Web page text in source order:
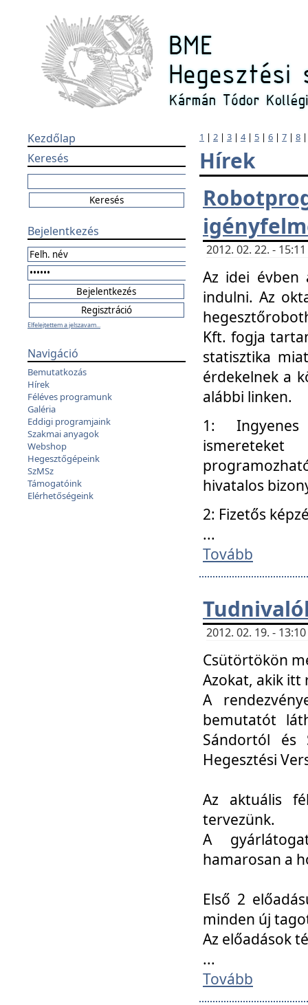
Kezdőlap
Keresés
Bejelentkezés
Elfelejtettem a jelszavam...
Navigáció
Bemutatkozás
Hírek
Féléves programunk
Galéria
Eddigi programjaink
Szakmai anyagok
Webshop
Hegesztőgépeink
SzMSz
Támogatóink
Elérhetőségeink
1 | 2 | 3 | 4| 5 | 6 | 7 | 8
Hírek
2012. 02. 22. -
Az idei évben
indulni. Az
Kft. fogja
statisztika
érdekelnek a
alábbi linken.
1: Ingyenes
hivatalos
2: Fizetős
...
Tovább
2012. 02. 19. -
Csütörtökön
Azokat, akik itt
A
bemutatót
Sándortól és
Hegesztési
Az aktuális
tervezünk.
A
hamarosan a
Első 2
minden új
Az előadások
...
Tovább